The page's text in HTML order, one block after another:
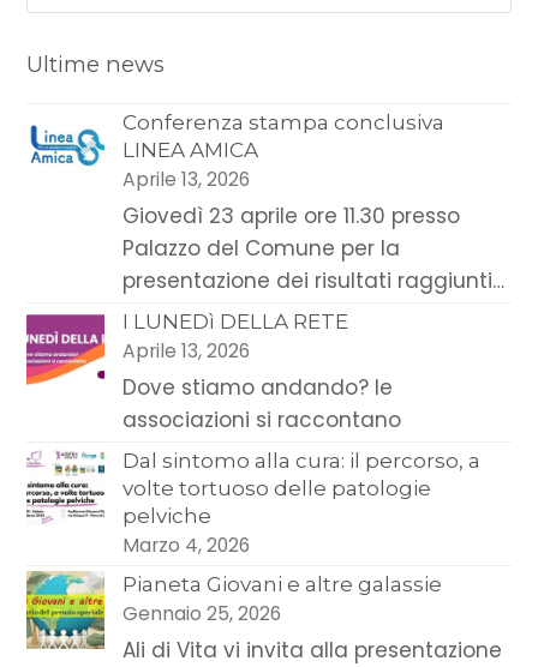
Ultime news
Conferenza stampa conclusiva
LINEA AMICA
Aprile 13, 2026
Giovedì 23 aprile ore 11.30 presso
Palazzo del Comune per la
presentazione dei risultati raggiunti…
I LUNEDì DELLA RETE
Aprile 13, 2026
Dove stiamo andando? le
associazioni si raccontano
Dal sintomo alla cura: il percorso, a
volte tortuoso delle patologie
pelviche
Marzo 4, 2026
Pianeta Giovani e altre galassie
Gennaio 25, 2026
Ali di Vita vi invita alla presentazione